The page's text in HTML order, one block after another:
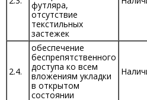
футляра,
отсутствие
текстильных
застежек
2.4.
обеспечение
беспрепятственного
доступа ко всем
вложениям укладки
в открытом
состоянии